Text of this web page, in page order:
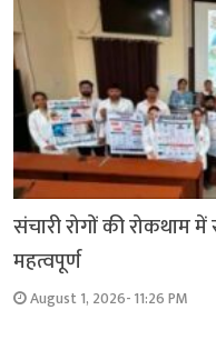
संचारी रोगों की रोकथाम
महत्वपूर्ण
August 1, 2026- 11:26 PM